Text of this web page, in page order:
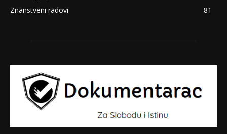
Znanstveni radovi
81